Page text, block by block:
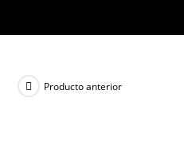
Producto anterior